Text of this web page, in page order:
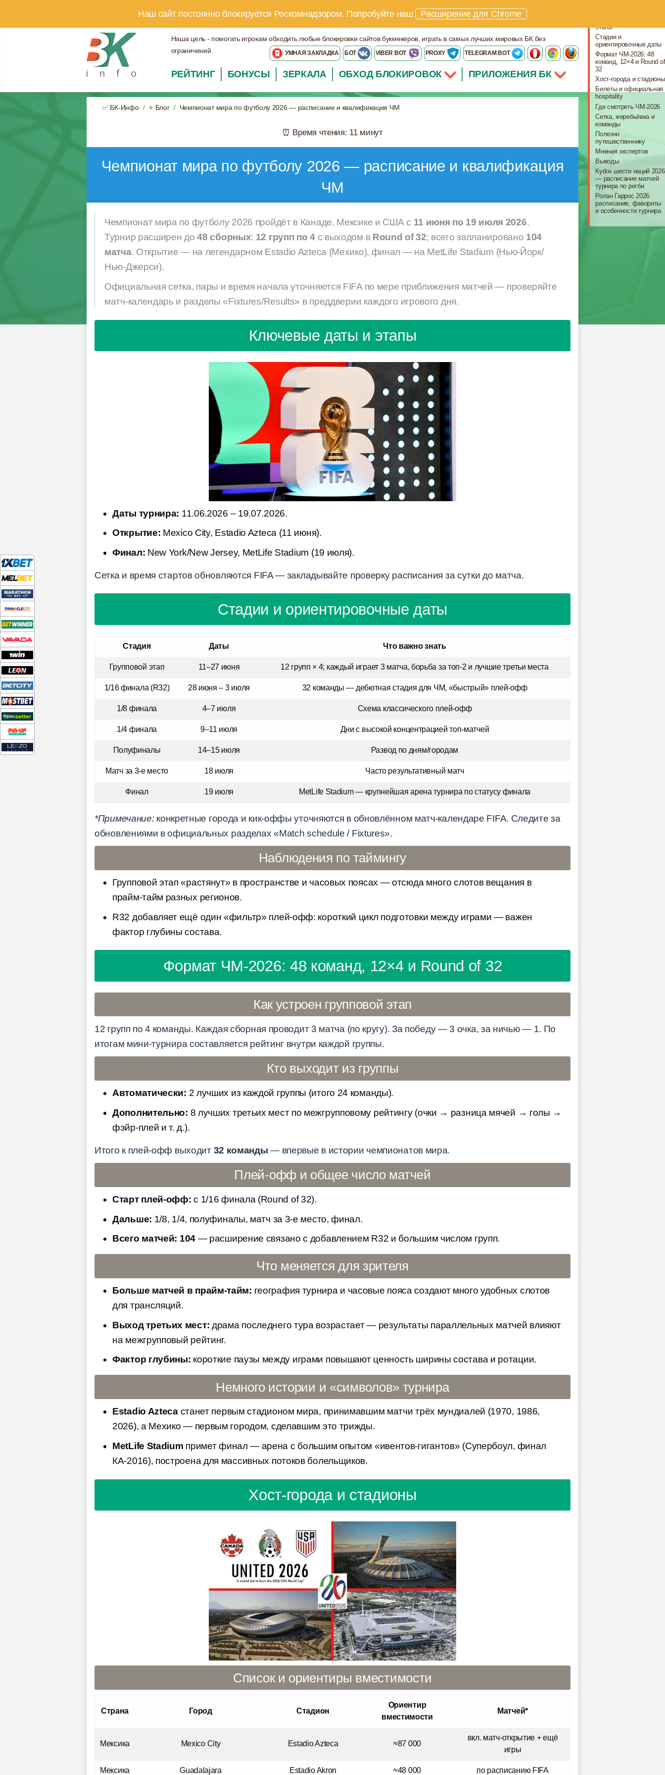
Наш сайт постоянно блокируется Роскомнадзором. Попробуйте наш Расширение для Chrome
Наша цель - помогать игрокам обходить любые блокировки сайтов букмекеров, играть в самых лучших мировых БК без
ограничений.
TELEGRAM BOT
PROXY
VIBER BOT
БОТ
УМНАЯ ЗАКЛАДКА
РЕЙТИНГ БОНУСЫ ЗЕРКАЛА ОБХОД БЛОКИРОВОК ПРИЛОЖЕНИЯ БК
✅ БК-Инфо ⭐ Блог Чемпионат мира по футболу 2026 — расписание и квалификация ЧМ
⏰ Время чтения: 11 минут
Чемпионат мира по футболу 2026 — расписание и квалификация
ЧМ
Чемпионат мира по футболу 2026 пройдёт в Канаде, Мексике и США с 11 июня по 19 июля 2026.
Турнир расширен до48 сборных: 12 групп по 4с выходом в Round of 32; всего запланировано 104
матча. Открытие — на легендарном Estadio Azteca (Мехико), финал — на MetLife Stadium (Нью-Йорк/
Нью-Джерси).
Официальная сетка, пары и время начала уточняются FIFA по мере приближения матчей — проверяйте
матч-календарь и разделы «Fixtures/Results» в преддверии каждого игрового дня.
Ключевые даты и этапы
Даты турнира: 11.06.2026 – 19.07.2026.
Открытие: Mexico City, Estadio Azteca (11 июня).
Финал: New York/New Jersey, MetLife Stadium (19 июля).
Сетка и время стартов обновляются FIFA — закладывайте проверку расписания за сутки до матча.
Стадии и ориентировочные даты
Стадия Даты Что важно знать
Групповой этап 11–27 июня 12 групп × 4; каждый играет 3 матча, борьба за топ-2 и лучшие третьи места
1/16 финала (R32) 28 июня – 3 июля 32 команды — дебютная стадия для ЧМ, «быстрый» плей-офф
1/8 финала 4–7 июля Схема классического плей-офф
1/4 финала 9–11 июля Дни с высокой концентрацией топ-матчей
Полуфиналы 14–15 июля Развод по дням/городам
Матч за 3-е место 18 июля Часто результативный матч
Финал 19 июля MetLife Stadium — крупнейшая арена турнира по статусу финала
*Примечание:конкретные города и кик-оффы уточняются в обновлённом матч-календаре FIFA. Следите за
обновлениями в официальных разделах «Match schedule / Fixtures».
Наблюдения по таймингу
Групповой этап «растянут» в пространстве и часовых поясах — отсюда много слотов вещания в
прайм-тайм разных регионов.
R32 добавляет ещё один «фильтр» плей-офф: короткий цикл подготовки между играми — важен
фактор глубины состава.
Формат ЧМ-2026: 48 команд, 12×4 и Round of 32
Как устроен групповой этап
12 групп по 4 команды. Каждая сборная проводит 3 матча (по кругу). За победу — 3 очка, за ничью — 1. По
итогам мини-турнира составляется рейтинг внутри каждой группы.
Кто выходит из группы
Автоматически: 2 лучших из каждой группы (итого 24 команды).
Дополнительно: 8 лучших третьих мест по межгрупповому рейтингу (очки → разница мячей → голы →
фэйр-плей и т. д.).
Итого к плей-офф выходит 32 команды — впервые в истории чемпионатов мира.
Плей-офф и общее число матчей
Старт плей-офф: с 1/16 финала (Round of 32).
Дальше: 1/8, 1/4, полуфиналы, матч за 3-е место, финал.
Всего матчей: 104— расширение связано с добавлением R32 и большим числом групп.
Что меняется для зрителя
Больше матчей в прайм-тайм: география турнира и часовые пояса создают много удобных слотов
для трансляций.
Выход третьих мест: драма последнего тура возрастает — результаты параллельных матчей влияют
на межгрупповый рейтинг.
Фактор глубины: короткие паузы между играми повышают ценность ширины состава и ротации.
Немного истории и «символов» турнира
Estadio Aztecaстанет первым стадионом мира, принимавшим матчи трёх мундиалей (1970, 1986,
2026), а Мехико — первым городом, сделавшим это трижды.
MetLife Stadium примет финал — арена с большим опытом «ивентов-гигантов» (Супербоул, финал
КА-2016), построена для массивных потоков болельщиков.
Хост-города и стадионы
Список и ориентиры вместимости
Страна Город Стадион
Ориентир
вместимости
Матчей*
Мексика Mexico City Estadio Azteca ≈87 000
вкл. матч-открытие + ещё
игры
Мексика Guadalajara Estadio Akron ≈48 000 по расписанию FIFA
этапы
Стадии и
ориентировочные даты
Формат ЧМ-2026: 48
команд, 12×4 и Round of
32
Хост-города и стадионы
Билеты и официальная
hospitality
Где смотреть ЧМ-2026
Сетка, жеребьёвка и
команды
Полезно
путешественнику
Мнения экспертов
Выводы
Кубок шести наций 2026
— расписание матчей
турнира по регби
Ролан Гаррос 2026:
расписание, фавориты
и особенности турнира